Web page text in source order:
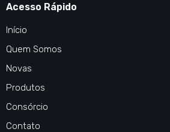
Acesso Rápido
Início
Quem Somos
Novas
Produtos
Consórcio
Contato